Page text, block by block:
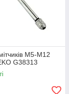
M5-M12
G38313